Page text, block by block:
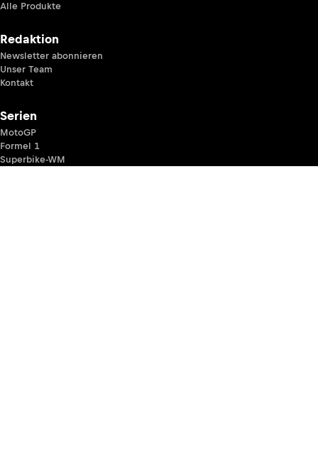
Alle Produkte
Redaktion
Newsletter abonnieren
Unser Team
Kontakt
Serien
MotoGP
Formel 1
Superbike-WM